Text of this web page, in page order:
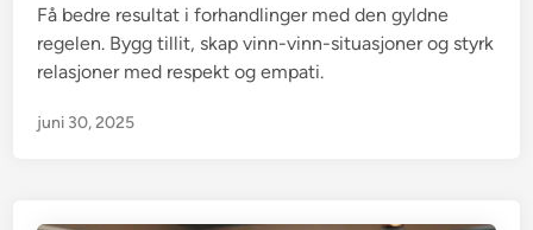
n
Få bedre resultat i forhandlinger med den gyldne
regelen. Bygg tillit, skap vinn-vinn-situasjoner og styrk
relasjoner med respekt og empati.
juni 30, 2025